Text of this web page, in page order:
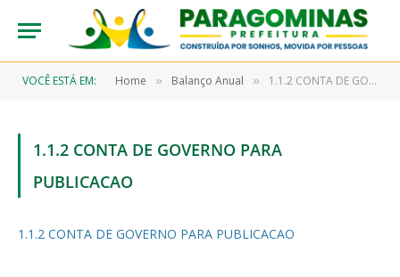
VOCÊ ESTÁ EM: Home » Balanço Anual » 1.1.2 CONTA DE GOVERNO PARA PUBLICACAO
1.1.2 CONTA DE GOVERNO PARA
PUBLICACAO
1.1.2 CONTA DE GOVERNO PARA PUBLICACAO